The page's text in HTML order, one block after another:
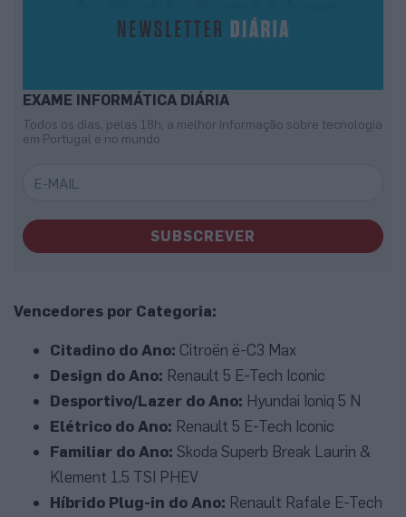
EXAME INFORMÁTICA DIÁRIA
Todos os dias, pelas 18h, a melhor informação sobre tecnologia
em Portugal e no mundo
SUBSCREVER
Vencedores por Categoria:
Citadino do Ano: Citroën ë-C3 Max
Design do Ano: Renault 5 E-Tech Iconic
Desportivo/Lazer do Ano: Hyundai Ioniq 5 N
Elétrico do Ano: Renault 5 E-Tech Iconic
Familiar do Ano: Skoda Superb Break Laurin &
Klement 1.5 TSI PHEV
Híbrido Plug-in do Ano: Renault Rafale E-Tech